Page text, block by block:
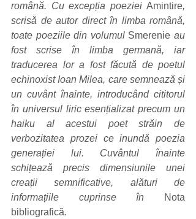
română. Cu excepția poeziei Amintire,
scrisă de autor direct în limba română,
toate poeziile din volumul Smerenie au
fost scrise în limba germană, iar
traducerea lor a fost făcută de poetul
echinoxist Ioan Milea, care semnează și
un cuvânt înainte, introducând cititorul
în universul liric esențializat precum un
haiku al acestui poet străin de
verbozitatea prozei ce inundă poezia
generației lui. Cuvântul înainte
schițează precis dimensiunile unei
creații semnificative, alături de
informațiile cuprinse în
Nota
bibliografică.